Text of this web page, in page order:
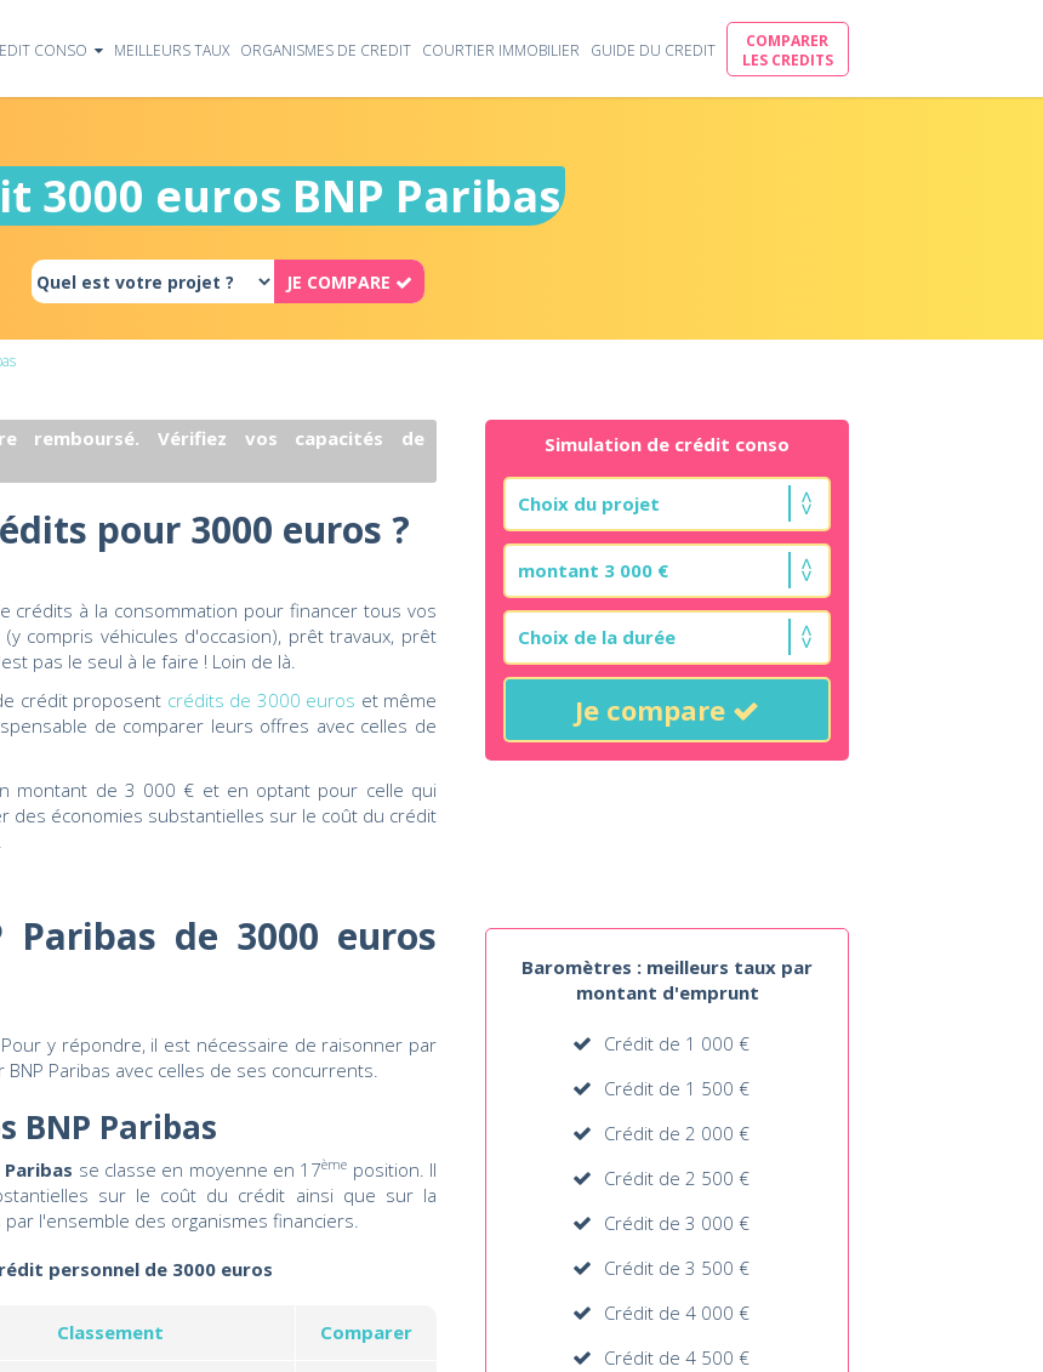
CONSO MEILLEURS TAUX ORGANISMES DE CREDIT COURTIER IMMOBILIER GUIDE DU CREDIT
COMPARER
LES CREDITS
3000 euros BNP Paribas
JE COMPARE
Vérifiez vos capacités de
pour 3000 euros ?
crédits à la consommation pour financer tous vos
compris véhicules d'occasion), prêt travaux, prêt
pas le seul à le faire ! Loin de là.
crédit proposent crédits de 3000 euros et même
de comparer leurs offres avec celles de
montant de 3 000 € et en optant pour celle qui
des économies substantielles sur le coût du crédit
Simulation de crédit conso
Je compare
de 3000 euros
y répondre, il est nécessaire de raisonner par
Paribas avec celles de ses concurrents.
BNP Paribas
se classe en moyenne en 17ème position. Il
sur le coût du crédit ainsi que sur la
l'ensemble des organismes financiers.
personnel de 3000 euros
Classement Comparer
Baromètres : meilleurs taux par
montant d'emprunt
Crédit de 1 000 €
Crédit de 1 500 €
Crédit de 2 000 €
Crédit de 2 500 €
Crédit de 3 000 €
Crédit de 3 500 €
Crédit de 4 000 €
Crédit de 4 500 €